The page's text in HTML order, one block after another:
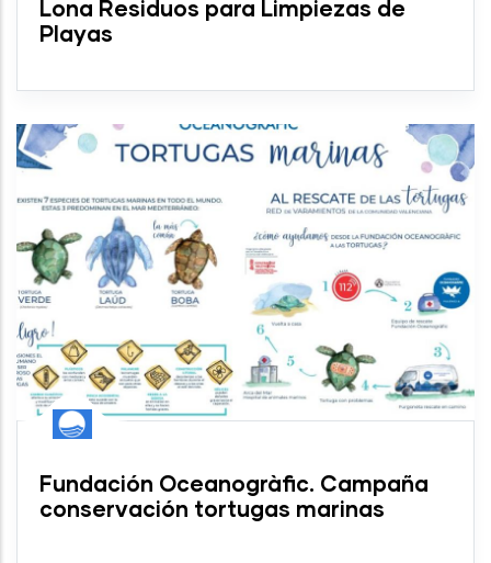
Lona Residuos para Limpiezas de
Playas
Fundación Oceanogràfic. Campaña
conservación tortugas marinas